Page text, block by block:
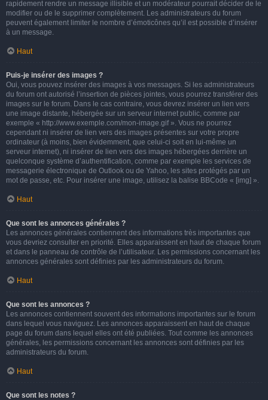
rapidement rendre un message illisible et un modérateur pourrait décider de le
modifier ou de le supprimer complètement. Les administrateurs du forum
peuvent également limiter le nombre d’émoticônes qu’il est possible d’insérer
à un message.
Haut
Puis-je insérer des images ?
Oui, vous pouvez insérer des images à vos messages. Si les administrateurs
du forum ont autorisé l’insertion de pièces jointes, vous pourrez transférer des
images sur le forum. Dans le cas contraire, vous devrez insérer un lien vers
une image distante, hébergée sur un serveur internet public, comme par
exemple « http://www.exemple.com/mon-image.gif ». Vous ne pourrez
cependant ni insérer de lien vers des images présentes sur votre propre
ordinateur (à moins, bien évidemment, que celui-ci soit en lui-même un
serveur internet), ni insérer de lien vers des images hébergées derrière un
quelconque système d’authentification, comme par exemple les services de
messagerie électronique de Outlook ou de Yahoo, les sites protégés par un
mot de passe, etc. Pour insérer une image, utilisez la balise BBCode « [img] ».
Haut
Que sont les annonces générales ?
Les annonces générales contiennent des informations très importantes que
vous devriez consulter en priorité. Elles apparaissent en haut de chaque forum
et dans le panneau de contrôle de l’utilisateur. Les permissions concernant les
annonces générales sont définies par les administrateurs du forum.
Haut
Que sont les annonces ?
Les annonces contiennent souvent des informations importantes sur le forum
dans lequel vous naviguez. Les annonces apparaissent en haut de chaque
page du forum dans lequel elles ont été publiées. Tout comme les annonces
générales, les permissions concernant les annonces sont définies par les
administrateurs du forum.
Haut
Que sont les notes ?